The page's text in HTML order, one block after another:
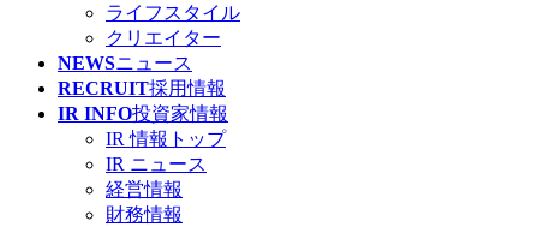
ライフスタイル
クリエイター
NEWSニュース
RECRUIT採用情報
IR INFO投資家情報
IR 情報トップ
IR ニュース
経営情報
財務情報